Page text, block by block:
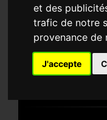
et des
trafic de notre
provenance de
J'accepte
Espace Jean